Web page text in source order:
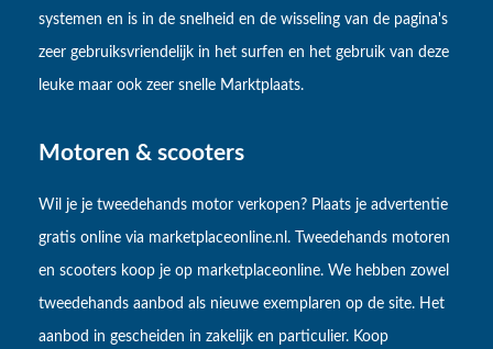
systemen en is in de snelheid en de wisseling van de pagina's
zeer gebruiksvriendelijk in het surfen en het gebruik van deze
leuke maar ook zeer snelle Marktplaats.
Motoren & scooters
Wil je je tweedehands motor verkopen? Plaats je advertentie
gratis online via marketplaceonline.nl. Tweedehands motoren
en scooters koop je op marketplaceonline. We hebben zowel
tweedehands aanbod als nieuwe exemplaren op de site. Het
aanbod in gescheiden in zakelijk en particulier. Koop